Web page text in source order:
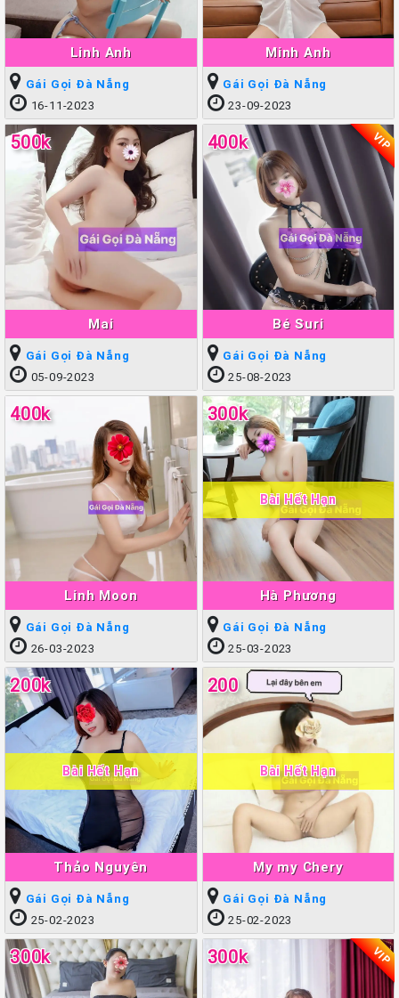
Linh Anh
Gái Gọi Đà Nẵng
16-11-2023
Minh Anh
Gái Gọi Đà Nẵng
23-09-2023
Mai
500k
Gái Gọi Đà Nẵng
05-09-2023
Bé Suri
400k VIP
Gái Gọi Đà Nẵng
25-08-2023
Linh Moon
400k
Gái Gọi Đà Nẵng
26-03-2023
Hà Phương
300k
Bài Hết Hạn
Gái Gọi Đà Nẵng
25-03-2023
Thảo Nguyên
200k
Bài Hết Hạn
Gái Gọi Đà Nẵng
25-02-2023
My my Chery
200
Bài Hết Hạn
Gái Gọi Đà Nẵng
25-02-2023
300k 300k VIP